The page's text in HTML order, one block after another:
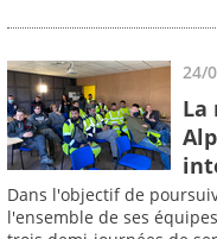
24/
La
Dans l'objectif de
l'ensemble de ses